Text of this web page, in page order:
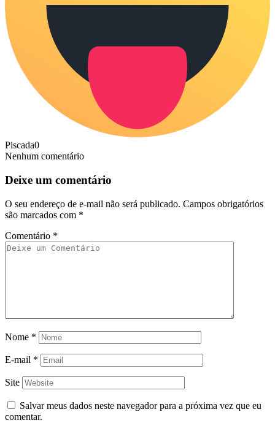
Piscada0
Nenhum comentário
Deixe um comentário
O seu endereço de e-mail não será publicado. Campos obrigatórios
são marcados com *
Comentário *
Nome *
E-mail *
Site
Salvar meus dados neste navegador para a próxima vez que eu
comentar.